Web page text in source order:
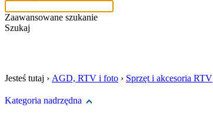
Zaawansowane szukanie
Szukaj
Jesteś tutaj › AGD, RTV i foto › Sprzęt i akcesoria RTV
Kategoria nadrzędna